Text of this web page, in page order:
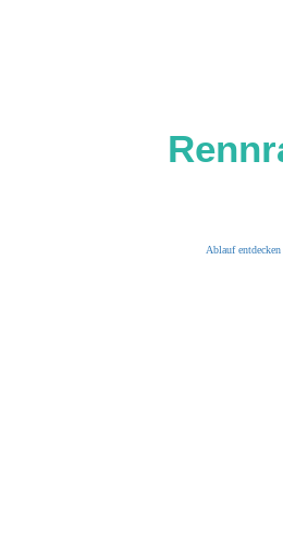
Ablauf entdecken